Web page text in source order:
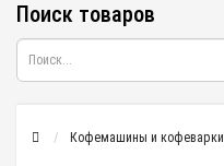
Поиск товаров
Кофемашины и кофеварки